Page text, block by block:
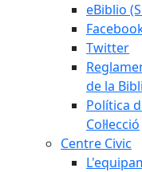
eBiblio
Twitter
de la
Política
Col·lecció
Centre Civic